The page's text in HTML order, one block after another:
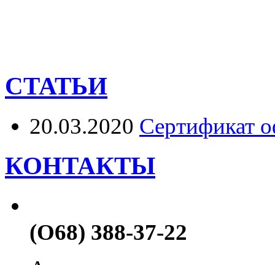
СТАТЬИ
20.03.2020 Сертификат
КОНТАКТЫ
(О68) 388-37-22